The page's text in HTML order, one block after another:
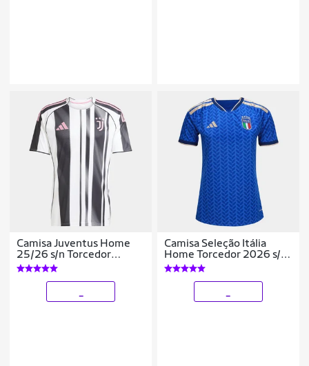
Camisa Juventus Home
25/26 s/n Torcedor
Adidas Masculina
Camisa Seleção Itália
Home Torcedor 2026 s/n
Adidas Feminina